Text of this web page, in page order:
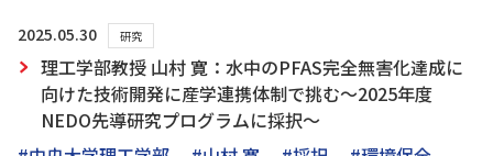
2025.05.30 研究
理工学部教授 山村 寛：水中のPFAS完全無害化達成に
向けた技術開発に産学連携体制で挑む～2025年度
NEDO先導研究プログラムに採択～